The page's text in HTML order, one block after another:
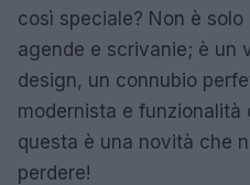
così speciale? Non è
agende e scrivanie; è un
design, un connubio
modernista e funzionalità
questa è una novità che
perdere!